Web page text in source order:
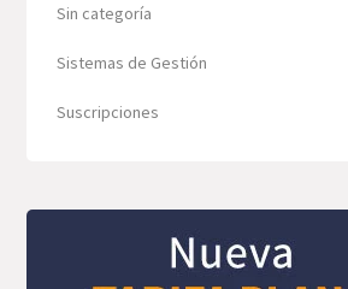
Sin categoría
Sistemas de Gestión
Suscripciones